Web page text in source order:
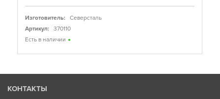
Изготовитель:
Северсталь
Артикул:
370110
Есть в наличии
КОНТАКТЫ